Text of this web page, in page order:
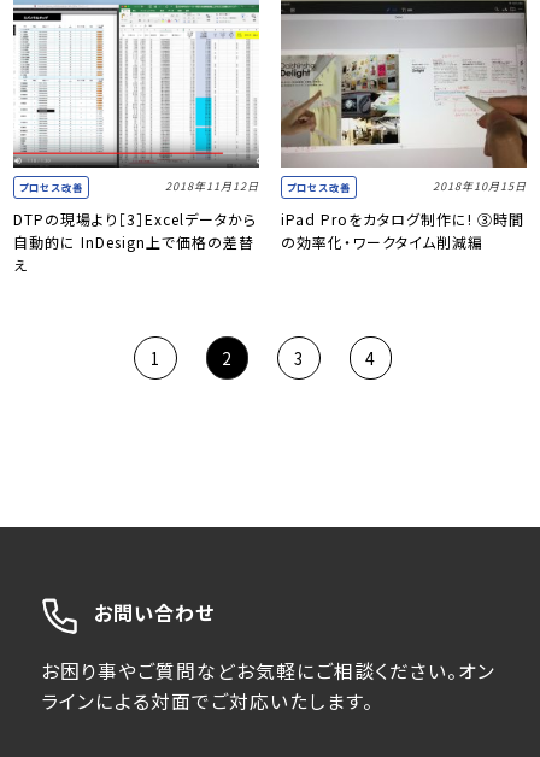
プロセス改善 2018年11月12日
DTPの現場より［3］Excelデータから
自動的に InDesign上で価格の差替
え
プロセス改善 2018年10月15日
iPad Proをカタログ制作に! ③時間
の効率化・ワークタイム削減編
1 2 3 4
お問い合わせ
お困り事やご質問などお気軽にご相談ください。オン
ラインによる対面でご対応いたします。